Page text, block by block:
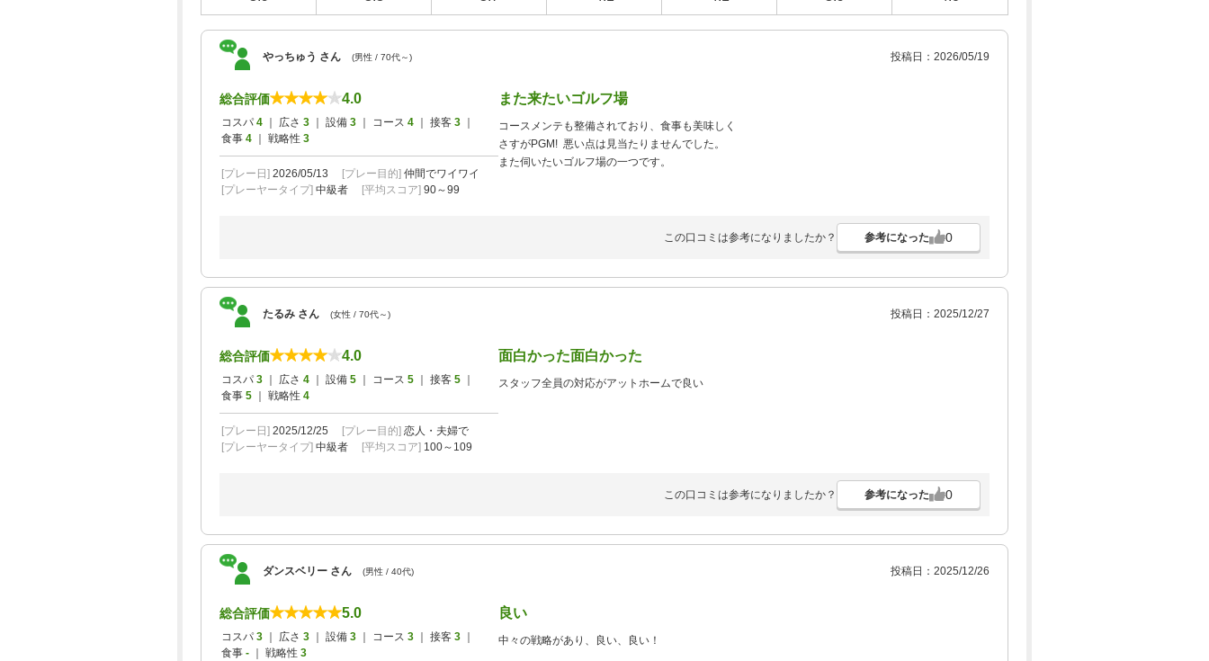
やっちゅう さん (男性 / 70代～) 投稿日：2026/05/19
総合評価 4.0
コスパ 4 ｜ 広さ 3 ｜ 設備 3 ｜ コース 4 ｜ 接客 3
食事 4 ｜ 戦略性 3
[プレー日] 2026/05/13 [プレー目的] 仲間でワイワイ
[プレーヤータイプ] 中級者 [平均スコア] 90～99
また来たいゴルフ場
コースメンテも整備されており、食事も美味しく
さすがPGM! 悪い点は見当たりませんでした。
また伺いたいゴルフ場の一つです。
この口コミは参考になりましたか？ 参考になった 0
たるみ さん (女性 / 70代～) 投稿日：2025/12/27
総合評価 4.0
コスパ 3 ｜ 広さ 4 ｜ 設備 5 ｜ コース 5 ｜ 接客 5
食事 5 ｜ 戦略性 4
[プレー日] 2025/12/25 [プレー目的] 恋人・夫婦で
[プレーヤータイプ] 中級者 [平均スコア] 100～109
面白かった面白かった
スタッフ全員の対応がアットホームで良い
この口コミは参考になりましたか？ 参考になった 0
ダンスベリー さん (男性 / 40代) 投稿日：2025/12/26
総合評価 5.0
コスパ 3 ｜ 広さ 3 ｜ 設備 3 ｜ コース 3 ｜ 接客 3
食事 - ｜ 戦略性 3
良い
中々の戦略があり、良い、良い！